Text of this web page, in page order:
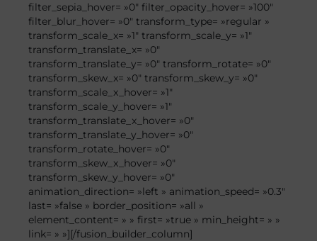
filter_sepia_hover= »0″ filter_opacity_hover= »100″
filter_blur_hover= »0″ transform_type= »regular »
transform_scale_x= »1″ transform_scale_y= »1″
transform_translate_x= »0″
transform_translate_y= »0″ transform_rotate= »0″
transform_skew_x= »0″ transform_skew_y= »0″
transform_scale_x_hover= »1″
transform_scale_y_hover= »1″
transform_translate_x_hover= »0″
transform_translate_y_hover= »0″
transform_rotate_hover= »0″
transform_skew_x_hover= »0″
transform_skew_y_hover= »0″
animation_direction= »left » animation_speed= »0.3″
last= »false » border_position= »all »
element_content= » » first= »true » min_height= » »
link= » »][/fusion_builder_column]